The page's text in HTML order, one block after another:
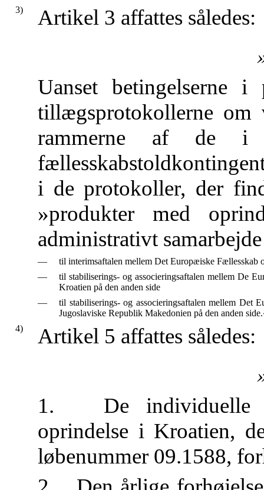
3)
Artikel 3 affattes således:
Uanset
tillægsprotokollerne
rammerne af de
i de protokoller, der
»produkter med
administrativt samarbejde
—
til interimsaftalen mellem Det Europæiske Fællesskab
—
til stabiliserings- og associeringsaftalen mellem De
Kroatien på den anden side
—
til stabiliserings- og associeringsaftalen mellem Det
Jugoslaviske Republik Makedonien på den anden
4)
Artikel 5 affattes således:
1. De individuelle
oprindelse i Kroatien,
løbenummer 09.1588,